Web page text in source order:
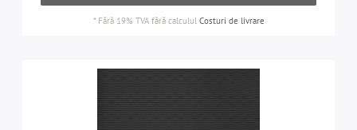
* Fără 19% TVAfără calculul Costuri de livrare